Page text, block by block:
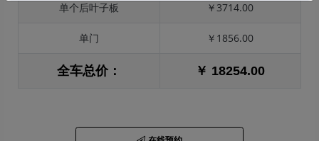
单个后叶子板 ￥3714.00
单门 ￥1856.00
全车总价： ￥ 18254.00